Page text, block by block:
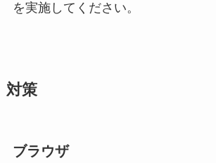
を実施してください。
対策
ブラウザ